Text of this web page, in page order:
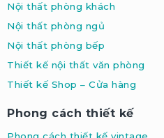
Nội thất phòng khách
Nội thất phòng ngủ
Nội thất phòng bếp
Thiết kế nội thất văn phòng
Thiết kế Shop – Cửa hàng
Phong cách thiết kế